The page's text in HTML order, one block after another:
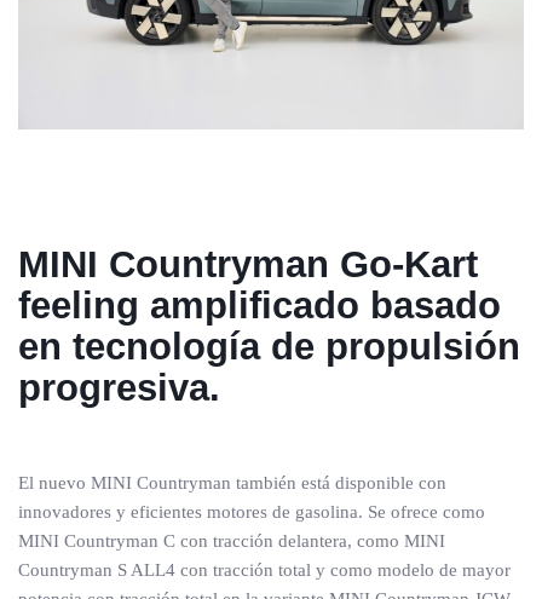
MINI Countryman Go-Kart
feeling amplificado basado
en tecnología de propulsión
progresiva.
El nuevo MINI Countryman también está disponible con
innovadores y eficientes motores de gasolina. Se ofrece como
MINI Countryman C con tracción delantera, como MINI
Countryman S ALL4 con tracción total y como modelo de mayor